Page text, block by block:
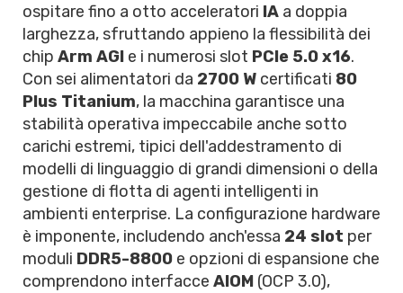
ospitare fino a otto acceleratori IA a doppia
larghezza, sfruttando appieno la flessibilità dei
chip Arm AGI e i numerosi slot PCIe 5.0 x16.
Con sei alimentatori da 2700 W certificati 80
Plus Titanium, la macchina garantisce una
stabilità operativa impeccabile anche sotto
carichi estremi, tipici dell'addestramento di
modelli di linguaggio di grandi dimensioni o della
gestione di flotta di agenti intelligenti in
ambienti enterprise. La configurazione hardware
è imponente, includendo anch'essa 24 slot per
moduli DDR5-8800 e opzioni di espansione che
comprendono interfacce AIOM (OCP 3.0),